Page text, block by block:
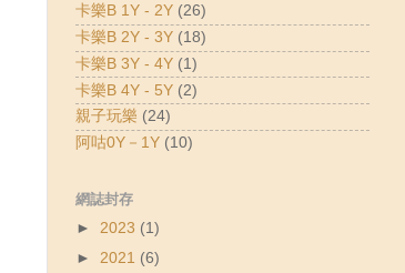
卡樂B 1Y - 2Y (26)
卡樂B 2Y - 3Y (18)
卡樂B 3Y - 4Y (1)
卡樂B 4Y - 5Y (2)
親子玩樂 (24)
阿咕0Y－1Y (10)
網誌封存
► 2023 (1)
► 2021 (6)